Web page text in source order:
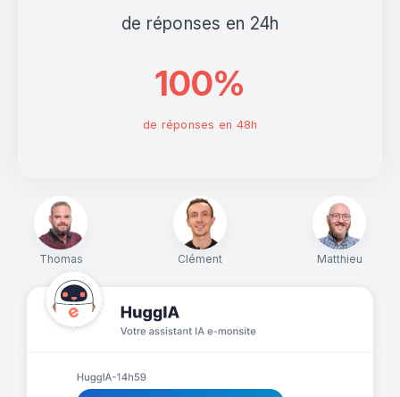
Thomas Clément Matthieu
de réponses en 24h
100%
de réponses en 48h